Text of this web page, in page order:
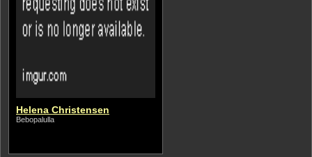
Helena Christensen
Bebopalulla